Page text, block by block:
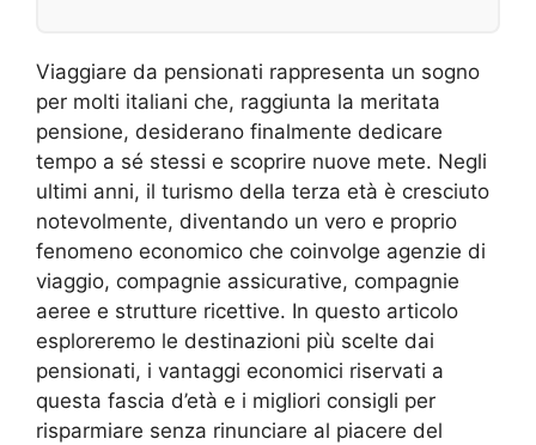
Viaggiare da pensionati rappresenta un sogno
per molti italiani che, raggiunta la meritata
pensione, desiderano finalmente dedicare
tempo a sé stessi e scoprire nuove mete. Negli
ultimi anni, il turismo della terza età è cresciuto
notevolmente, diventando un vero e proprio
fenomeno economico che coinvolge agenzie di
viaggio, compagnie assicurative, compagnie
aeree e strutture ricettive. In questo articolo
esploreremo le destinazioni più scelte dai
pensionati, i vantaggi economici riservati a
questa fascia d’età e i migliori consigli per
risparmiare senza rinunciare al piacere del